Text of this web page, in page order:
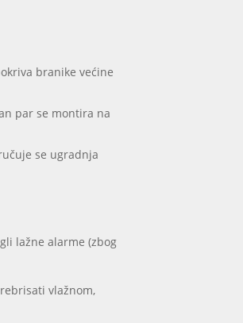
branike većine
par se montira na
se ugradnja
lažne alarme (zbog
vlažnom,